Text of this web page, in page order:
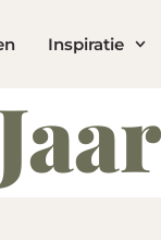
Inspiratie